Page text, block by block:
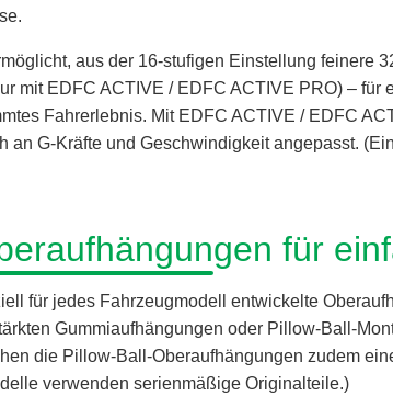
aus der 16-stufigen Einstellung feinere
mit EDFC ACTIVE / EDFC ACTIVE PRO) – für
Fahrerlebnis. Mit EDFC ACTIVE / EDFC
an G-Kräfte und Geschwindigkeit angepasst.
für
für jedes Fahrzeugmodell entwickelte
Gummiaufhängungen oder Pillow-Ball-
die Pillow-Ball-Oberaufhängungen zudem
verwenden serienmäßige Originalteile.)